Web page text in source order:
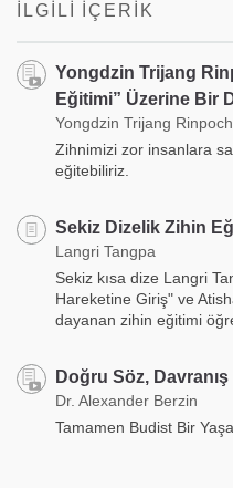
İLGILI İÇERIK
Yongdzin Trijang
Eğitimi” Üzerine Bir
Yongdzin Trijang
Zihnimizi zor insanlara
eğitebiliriz.
Sekiz Dizelik Zihin
Langri Tangpa
Sekiz kısa dize Langri
Hareketine Giriş" ve
dayanan zihin eğitimi
Doğru Söz,
Dr. Alexander Berzin
Tamamen Budist Bir